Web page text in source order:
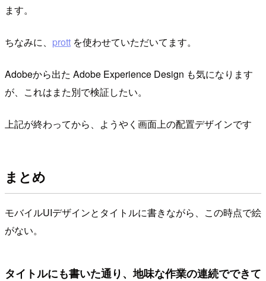
ます。
ちなみに、 prott を使わせていただいてます。
Adobeから出た Adobe Experience Design も気になります
が、これはまた別で検証したい。
上記が終わってから、ようやく画面上の配置デザインです
まとめ
モバイルUIデザインとタイトルに書きながら、この時点で絵
がない。
タイトルにも書いた通り、地味な作業の連続でできて